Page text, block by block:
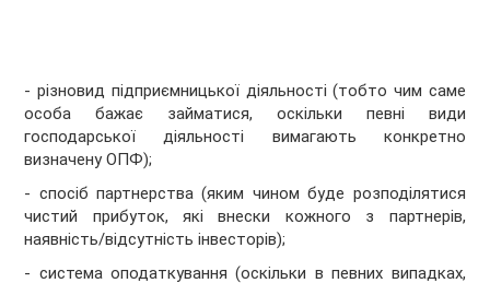
- різновид підприємницької діяльності (тобто чим саме
особа бажає займатися, оскільки певні види
господарської діяльності вимагають конкретно
визначену ОПФ);
- спосіб партнерства (яким чином буде розподілятися
чистий прибуток, які внески кожного з партнерів,
наявність/відсутність інвесторів);
- система оподаткування (оскільки в певних випадках,